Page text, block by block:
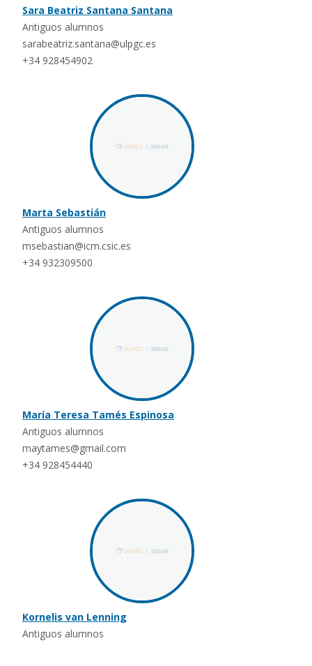
Sara Beatriz Santana Santana
Antiguos alumnos
sarabeatriz.santana@ulpgc.es
+34 928454902
Marta Sebastián
Antiguos alumnos
msebastian@icm.csic.es
+34 932309500
María Teresa Tamés Espinosa
Antiguos alumnos
maytames@gmail.com
+34 928454440
Kornelis van Lenning
Antiguos alumnos